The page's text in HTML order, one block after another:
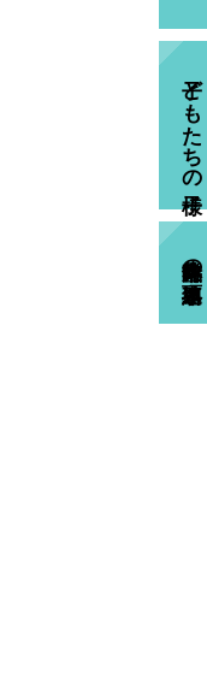
子どもたちの様子
臨時休業中の連絡事項